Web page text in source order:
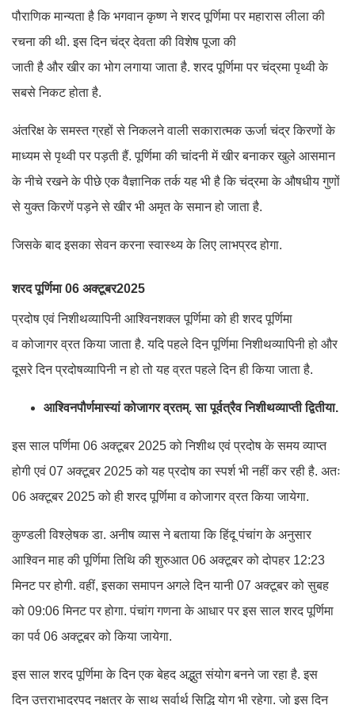
पौराणिक मान्यता है कि भगवान कृष्ण ने शरद पूर्णिमा पर महारास लीला की
रचना की थी. इस दिन चंद्र देवता की विशेष पूजा की
जाती है और खीर का भोग लगाया जाता है. शरद पूर्णिमा पर चंद्रमा पृथ्वी के
सबसे निकट होता है.
अंतरिक्ष के समस्त ग्रहों से निकलने वाली सकारात्मक ऊर्जा चंद्र किरणों के
माध्यम से पृथ्वी पर पड़ती हैं. पूर्णिमा की चांदनी में खीर बनाकर खुले आसमान
के नीचे रखने के पीछे एक वैज्ञानिक तर्क यह भी है कि चंद्रमा के औषधीय गुणों
से युक्त किरणें पड़ने से खीर भी अमृत के समान हो जाता है.
जिसके बाद इसका सेवन करना स्वास्थ्य के लिए लाभप्रद होगा.
शरद पूर्णिमा 06 अक्टूबर2025
प्रदोष एवं निशीथव्यापिनी आश्विनशक्ल पूर्णिमा को ही शरद पूर्णिमा
व कोजागर व्रत किया जाता है. यदि पहले दिन पूर्णिमा निशीथव्यापिनी हो और
दूसरे दिन प्रदोषव्यापिनी न हो तो यह व्रत पहले दिन ही किया जाता है.
आश्विनपौर्णमास्यां कोजागर व्रतम्. सा पूर्वत्रैव निशीथव्याप्तीद्वितीया.
इस साल पर्णिमा 06 अक्टूबर 2025 को निशीथ एवं प्रदोष के समय व्याप्त
होगी एवं 07 अक्टूबर 2025 को यह प्रदोष का स्पर्श भी नहीं कर रही है. अतः
06 अक्टूबर 2025 को ही शरद पूर्णिमा व कोजागर व्रत किया जायेगा.
कुण्डली विश्ल़ेषक डा. अनीष व्यास ने बताया कि हिंदू पंचांग के अनुसार
आश्विन माह की पूर्णिमा तिथि की शुरुआत 06 अक्टूबर को दोपहर 12:23
मिनट पर होगी. वहीं, इसका समापन अगले दिन यानी 07 अक्टूबर को सुबह
को 09:06 मिनट पर होगा. पंचांग गणना के आधार पर इस साल शरद पूर्णिमा
का पर्व 06 अक्टूबर को किया जायेगा.
इस साल शरद पूर्णिमा के दिन एक बेहद अद्भुत संयोग बनने जा रहा है. इस
दिन उत्तराभाद्रपद नक्षत्र के साथ सर्वार्थ सिद्धि योग भी रहेगा. जो इस दिन